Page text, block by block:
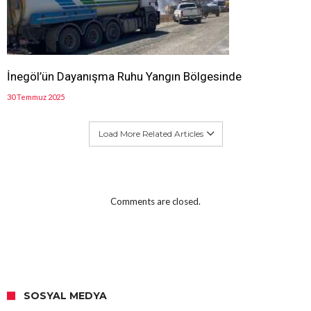
İnegöl’ün Dayanışma Ruhu Yangın Bölgesinde
30 Temmuz 2025
Load More Related Articles
Comments are closed.
SOSYAL MEDYA